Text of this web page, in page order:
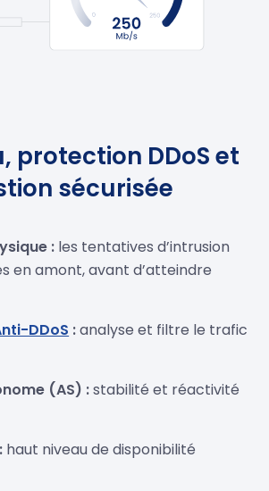
protection DDoS et
sécurisée
: les tentatives d’intrusion
en amont, avant d’atteindre
DDoS :analyse et filtre le trafic
(AS) :stabilité et réactivité
haut niveau de disponibilité